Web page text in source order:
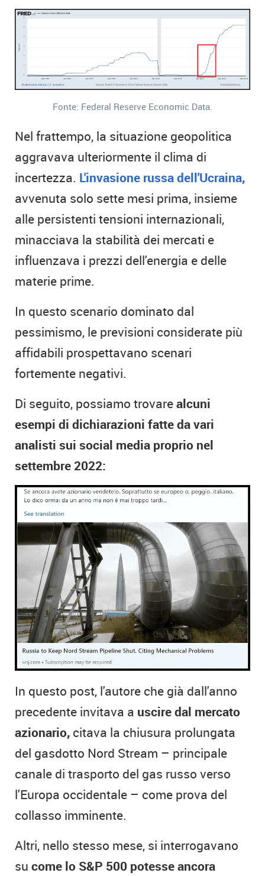
Fonte: Federal Reserve Economic Data.
Nel frattempo, la situazione geopolitica
aggravava ulteriormente il clima di
incertezza. L'invasione russa dell'Ucraina,
avvenuta solo sette mesi prima, insieme
alle persistenti tensioni internazionali,
minacciava la stabilità dei mercati e
influenzava i prezzi dell'energia e delle
materie prime.
In questo scenario dominato dal
pessimismo, le previsioni considerate più
affidabili prospettavano scenari
fortemente negativi.
Di seguito, possiamo trovarealcuni
esempi di dichiarazioni fatte da vari
analisti sui social media proprio nel
settembre 2022:
In questo post, l'autore che già dall'anno
precedente invitava a uscire dal mercato
azionario, citava la chiusura prolungata
del gasdotto Nord Stream – principale
canale di trasporto del gas russo verso
l'Europa occidentale – come prova del
collasso imminente.
Altri, nello stesso mese, si interrogavano
su come lo S&P 500 potesse ancora